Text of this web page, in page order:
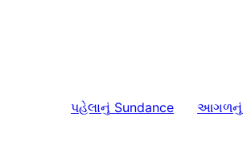
પહેલાનું Sundance આગળનું